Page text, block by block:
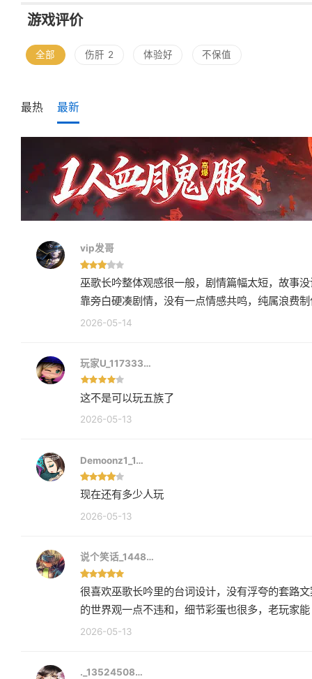
游戏评价
全部 伤肝 2 体验好 不保值
最热 最新
vip发哥
巫歌长吟整体观感很一般，剧情篇幅太短，故事
靠旁白硬凑剧情，没有一点情感共鸣，纯属浪费
2026-05-14
玩家U_117333…
这不是可以玩五族了
2026-05-13
Demoonz1_1…
现在还有多少人玩
2026-05-13
说个笑话_1448…
很喜欢巫歌长吟里的台词设计，没有浮夸的套路
的世界观一点不违和，细节彩蛋也很多，老玩家
2026-05-13
._13524508…